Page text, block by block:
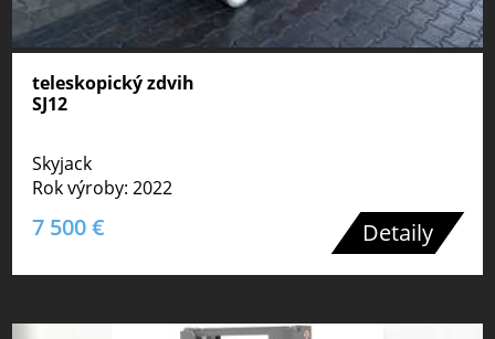
teleskopický zdvih
SJ12
Skyjack
Rok výroby: 2022
7 500 € Detaily